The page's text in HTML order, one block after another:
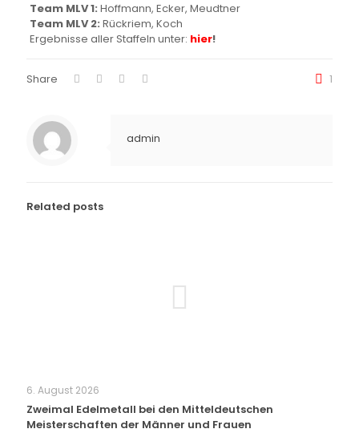
Team MLV 1: Hoffmann, Ecker, Meudtner
Team MLV 2: Rückriem, Koch
Ergebnisse aller Staffeln unter: hier!
Share 1
admin
Related posts
6. August 2026
Zweimal Edelmetall bei den Mitteldeutschen
Meisterschaften der Männer und Frauen